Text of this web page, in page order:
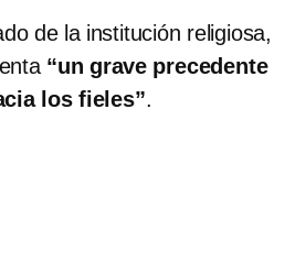
de la institución religiosa,
“un grave precedente
los fieles”.